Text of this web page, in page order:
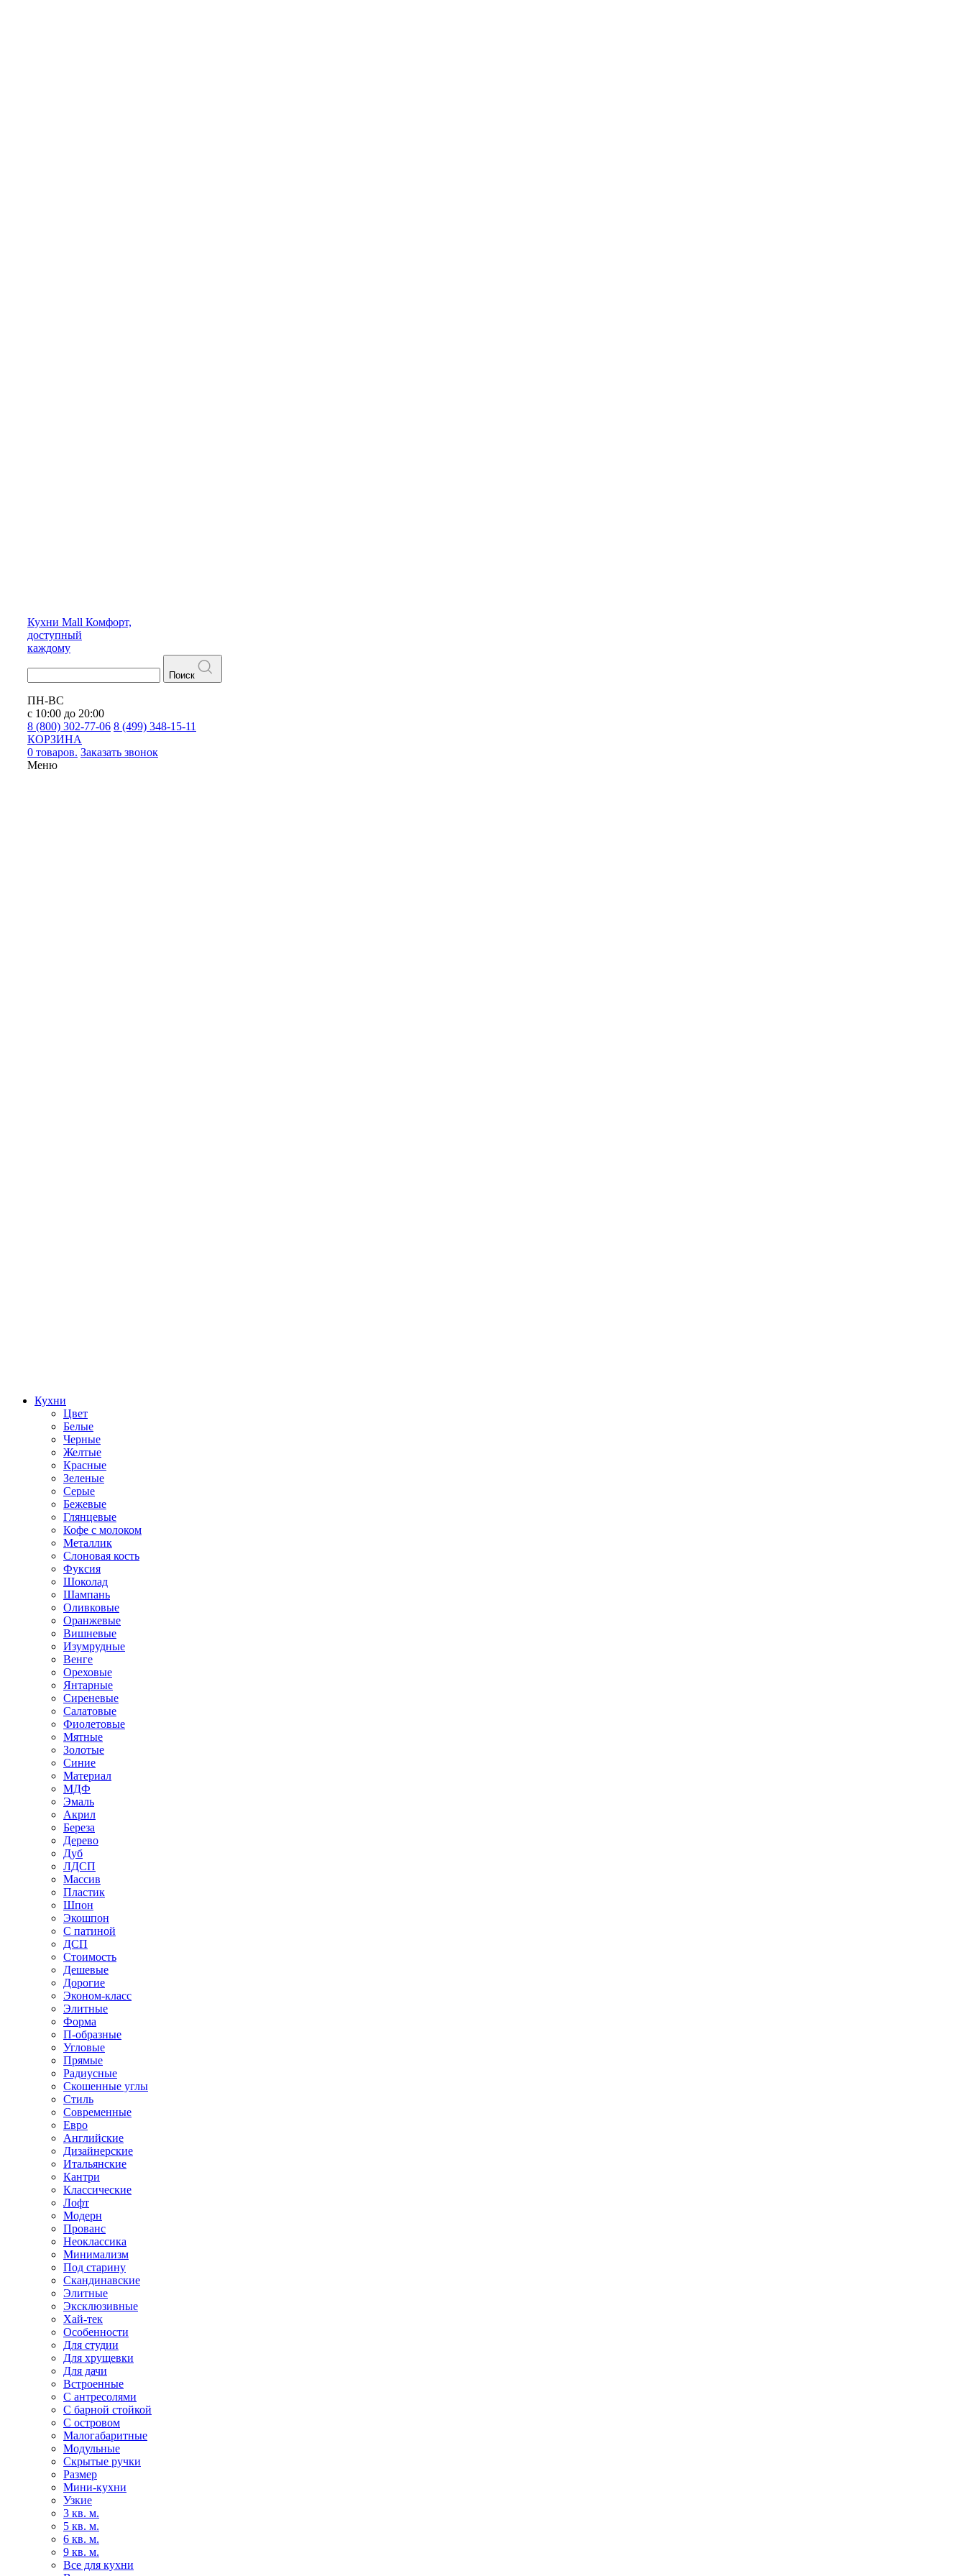
Кухни Mall Комфорт,
доступный
каждому
Поиск
ПН-ВС
с 10:00 до 20:00
8 (800) 302-77-06 8 (499) 348-15-11
КОРЗИНА
0 товаров. Заказать звонок
Меню
Кухни
Цвет
Белые
Черные
Желтые
Красные
Зеленые
Серые
Бежевые
Глянцевые
Кофе с молоком
Металлик
Слоновая кость
Фуксия
Шоколад
Шампань
Оливковые
Оранжевые
Вишневые
Изумрудные
Венге
Ореховые
Янтарные
Сиреневые
Салатовые
Фиолетовые
Мятные
Золотые
Синие
Материал
МДФ
Эмаль
Акрил
Береза
Дерево
Дуб
ЛДСП
Массив
Пластик
Шпон
Экошпон
С патиной
ДСП
Стоимость
Дешевые
Дорогие
Эконом-класс
Элитные
Форма
П-образные
Угловые
Прямые
Радиусные
Скошенные углы
Стиль
Современные
Евро
Английские
Дизайнерские
Итальянские
Кантри
Классические
Лофт
Модерн
Прованс
Неоклассика
Минимализм
Под старину
Скандинавские
Элитные
Эксклюзивные
Хай-тек
Особенности
Для студии
Для хрущевки
Для дачи
Встроенные
С антресолями
С барной стойкой
С островом
Малогабаритные
Модульные
Скрытые ручки
Размер
Мини-кухни
Узкие
3 кв. м.
5 кв. м.
6 кв. м.
9 кв. м.
Все для кухни